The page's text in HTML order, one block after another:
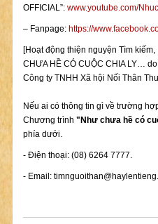
OFFICIAL”: www.youtube.com/
– Fanpage: https://
[Hoạt động thiện nguyện Tìm
CHƯA HỀ CÓ CUỘC CHIA LY…
Công ty TNHH Xã hội Nối Thân
Nếu ai có thông tin gì về trường
Chương trình "Như chưa hề có
phía dưới.
- Điện thoại: (08) 6264 7777.
- Email: